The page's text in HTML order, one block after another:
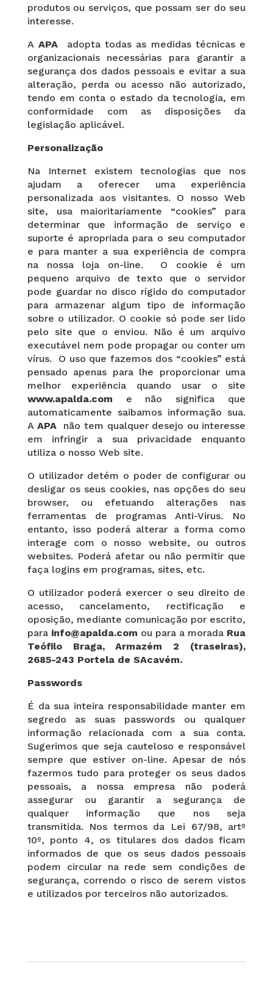
produtos ou serviços, que possam ser do seu
interesse.
AAPA adopta todas as medidas técnicas e
organizacionais necessárias para garantir a
segurança dos dados pessoais e evitar a sua
alteração, perda ou acesso não autorizado,
tendo em conta o estado da tecnologia, em
conformidade com as disposições da
legislação aplicável.
Personalização
Na Internet existem tecnologias que nos
ajudam a oferecer uma experiência
personalizada aos visitantes. O nosso Web
site, usa maioritariamente “cookies” para
determinar que informação de serviço e
suporte é apropriada para o seu computador
e para manter a sua experiência de compra
na nossa loja on-line. O cookie é um
pequeno arquivo de texto que o servidor
pode guardar no disco rígido do computador
para armazenar algum tipo de informação
sobre o utilizador. O cookie só pode ser lido
pelo site que o enviou. Não é um arquivo
executável nem pode propagar ou conter um
vírus. O uso que fazemos dos “cookies” está
pensado apenas para lhe proporcionar uma
melhor experiência quando usar o site
www.apalda.com e não significa que
automaticamente saibamos informação sua.
AAPA não tem qualquer desejo ou interesse
em infringir a sua privacidade enquanto
utiliza o nosso Web site.
O utilizador detém o poder de configurar ou
desligar os seus cookies, nas opções do seu
browser, ou efetuando alterações nas
ferramentas de programas Anti-Virus. No
entanto, isso poderá alterar a forma como
interage com o nosso website, ou outros
websites. Poderá afetar ou não permitir que
faça logins em programas, sites, etc.
O utilizador poderá exercer o seu direito de
acesso, cancelamento, rectificação e
oposição, mediante comunicação por escrito,
para info@apalda.com ou para a morada Rua
Teófilo Braga, Armazém 2 (traseiras),
2685-243 Portela de SAcavém.
Passwords
É da sua inteira responsabilidade manter em
segredo as suas passwords ou qualquer
informação relacionada com a sua conta.
Sugerimos que seja cauteloso e responsável
sempre que estiver on-line. Apesar de nós
fazermos tudo para proteger os seus dados
pessoais, a nossa empresa não poderá
assegurar ou garantir a segurança de
qualquer informação que nos seja
transmitida. Nos termos da Lei 67/98, artº
10º, ponto 4, os titulares dos dados ficam
informados de que os seus dados pessoais
podem circular na rede sem condições de
segurança, correndo o risco de serem vistos
e utilizados por terceiros não autorizados.